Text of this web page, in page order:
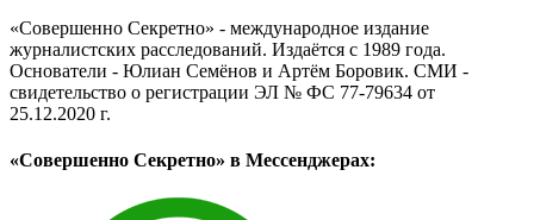
«Совершенно Секретно» - международное издание
журналистских расследований. Издаётся с 1989 года.
Основатели - Юлиан Семёнов и Артём Боровик. CМИ -
свидетельство о регистрации ЭЛ № ФС 77-79634 от
25.12.2020 г.
«Совершенно Секретно» в Мессенджерах: